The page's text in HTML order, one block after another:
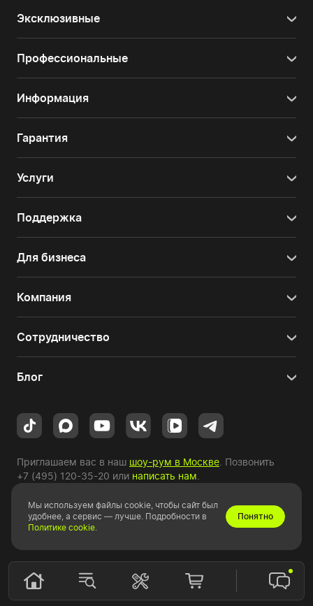
Эксклюзивные
Профессиональные
Информация
Гарантия
Услуги
Поддержка
Для бизнеса
Компания
Сотрудничество
Блог
Приглашаем вас в наш шоу-рум в Москве . Позвонить
+7 (495) 120-35-20 или написать нам
Copyright © 2010-2026 HYPERPC.
Мы используем файлы cookie, чтобы сайт был
удобнее, а сервис — лучше. Подробности в
Политике cookie.
Понятно